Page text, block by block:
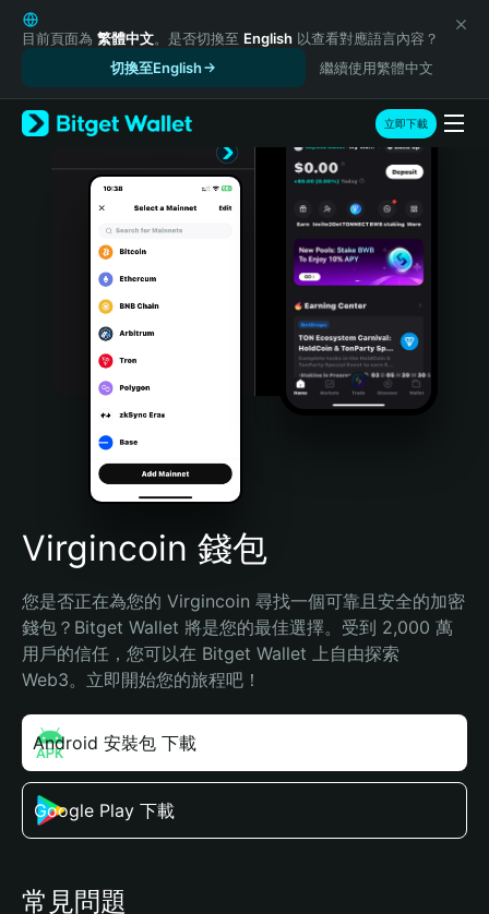
English
日本語
Русский
Español (Latinoamérica)
Türkçe
Português (Portugal)
Bahasa Indonesia
Português (Brasil)
Español (Argentina)
目前頁面為 繁體中文。是否切換至 English 以查看對應語言內容？
切換至English
繼續使用繁體中文
立即下載
Virgincoin 錢包
您是否正在為您的 Virgincoin 尋找一個可靠且安全的加密
錢包？Bitget Wallet 將是您的最佳選擇。受到 2,000 萬
用戶的信任，您可以在 Bitget Wallet 上自由探索
Web3。立即開始您的旅程吧！
Android 安裝包 下載
Google Play 下載
常見問題